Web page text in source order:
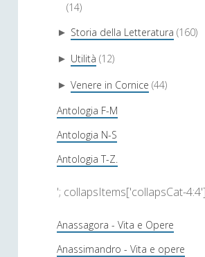
(14)
► Storia della Letteratura (160)
► Utilità (12)
► Venere in Cornice (44)
Antologia F-M
Antologia N-S
Antologia T-Z.
'; collapsItems['collapsCat-
Anassagora - Vita e Opere
Anassimandro - Vita e opere